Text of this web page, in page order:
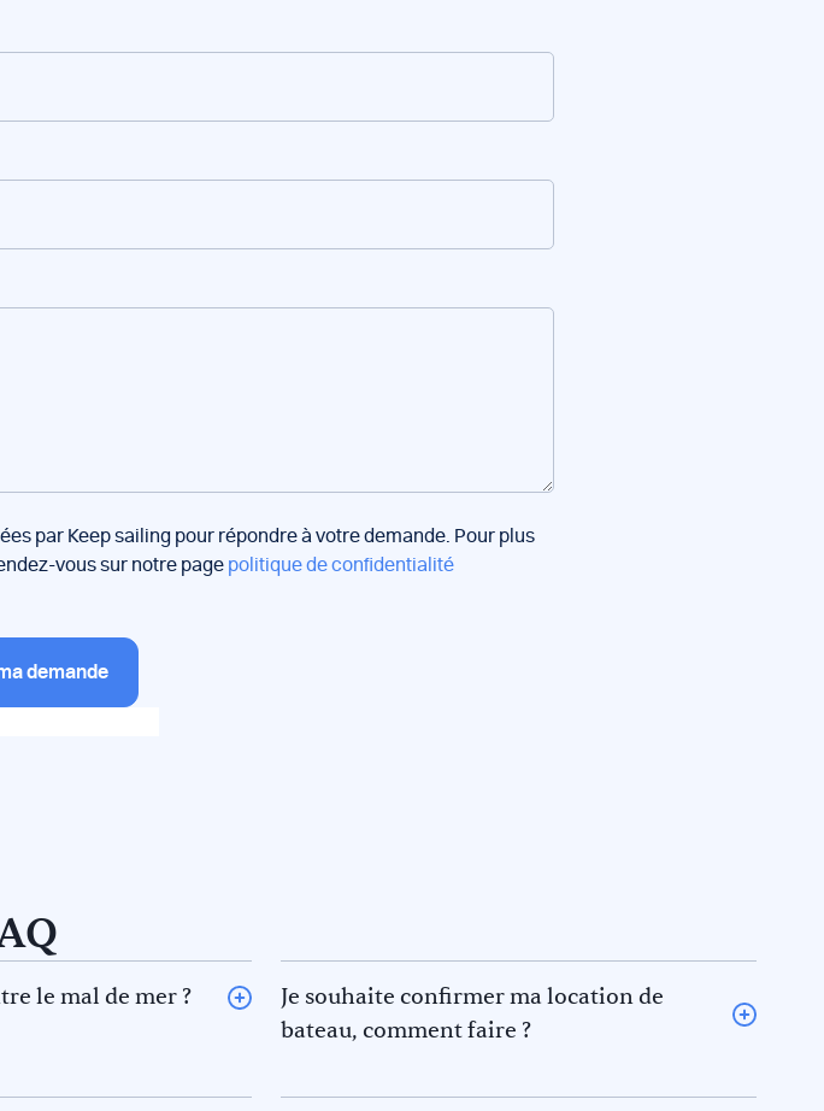
par Keep sailing pour répondre à votre demande. Pour plus
vous sur notre page politique de confidentialité
demande
le mal de mer ?
Je souhaite confirmer ma location de
bateau, comment faire ?